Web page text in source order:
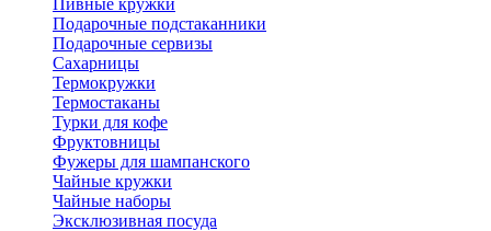
Пивные кружки
Подарочные подстаканники
Подарочные сервизы
Сахарницы
Термокружки
Термостаканы
Турки для кофе
Фруктовницы
Фужеры для шампанского
Чайные кружки
Чайные наборы
Эксклюзивная посуда